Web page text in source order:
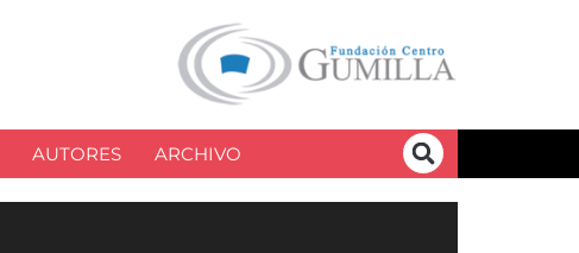
AUTORES ARCHIVO